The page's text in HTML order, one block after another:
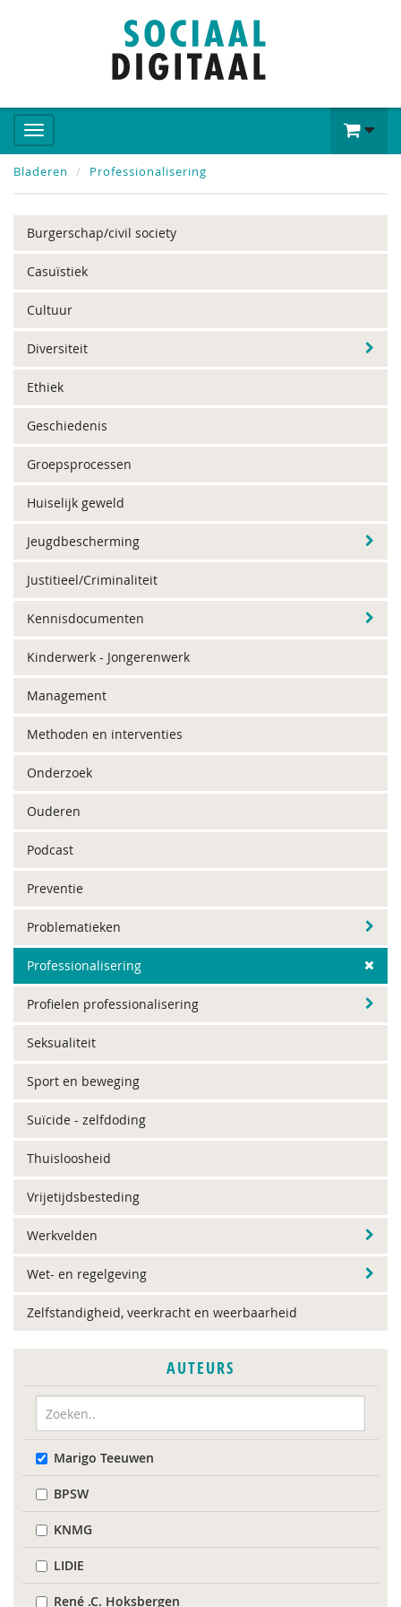
Bladeren Professionalisering
Burgerschap/civil society
Casuïstiek
Cultuur
Diversiteit
Ethiek
Geschiedenis
Groepsprocessen
Huiselijk geweld
Jeugdbescherming
Justitieel/Criminaliteit
Kennisdocumenten
Kinderwerk - Jongerenwerk
Management
Methoden en interventies
Onderzoek
Ouderen
Podcast
Preventie
Problematieken
Professionalisering
Profielen professionalisering
Seksualiteit
Sport en beweging
Suïcide - zelfdoding
Thuisloosheid
Vrijetijdsbesteding
Werkvelden
Wet- en regelgeving
Zelfstandigheid, veerkracht en weerbaarheid
AUTEURS
Marigo Teeuwen
BPSW
KNMG
LIDIE
René .C. Hoksbergen